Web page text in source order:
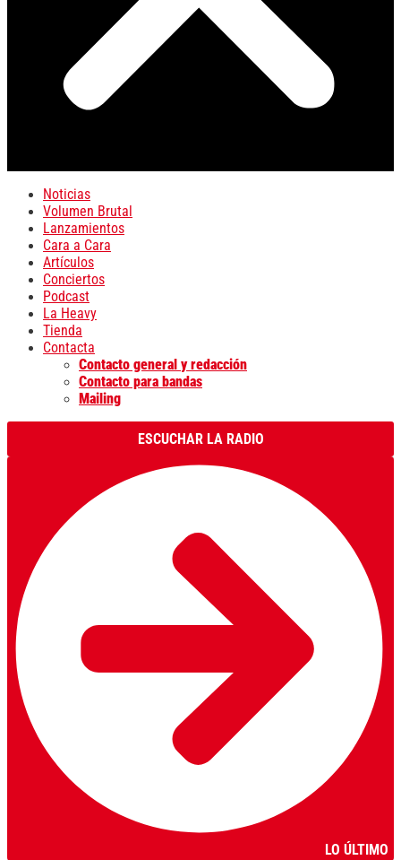
Noticias
Volumen Brutal
Lanzamientos
Cara a Cara
Artículos
Conciertos
Podcast
La Heavy
Tienda
Contacta
Contacto general y redacción
Contacto para bandas
Mailing
ESCUCHAR LA RADIO
LO ÚLTIMO